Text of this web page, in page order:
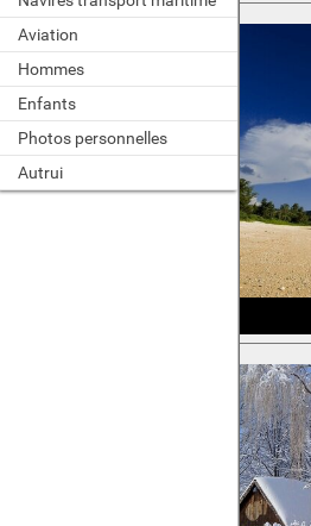
Aviation
Hommes
Enfants
Photos personnelles
Autrui